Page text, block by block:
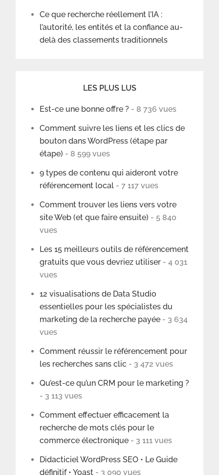
Ce que recherche réellement l’IA :
l’autorité, les entités et la confiance au-
delà des classements traditionnels
LES PLUS LUS
Est-ce une bonne offre ? - 8 736 vues
Comment suivre les liens et les clics de
bouton dans WordPress (étape par
étape) - 8 599 vues
9 types de contenu qui aideront votre
référencement local - 7 117 vues
Comment trouver les liens vers votre
site Web (et que faire ensuite) - 5 840
vues
Les 15 meilleurs outils de référencement
gratuits que vous devriez utiliser - 4 031
vues
12 visualisations de Data Studio
essentielles pour les spécialistes du
marketing de la recherche payée - 3 634
vues
Comment réussir le référencement pour
les recherches sans clic - 3 472 vues
Qu’est-ce qu’un CRM pour le marketing ?
- 3 113 vues
Comment effectuer efficacement la
recherche de mots clés pour le
commerce électronique - 3 111 vues
Didacticiel WordPress SEO • Le Guide
définitif • Yoast - 3 090 vues